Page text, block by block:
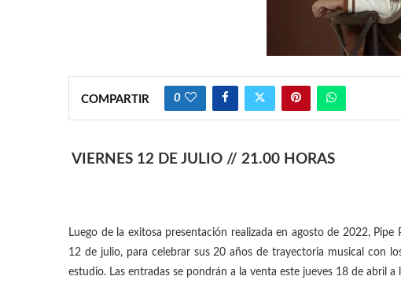
COMPARTIR 0
VIERNES 12 DE JULIO // 21.00 HORAS
Luego de la exitosa presentación realizada en agosto de 2022,
12 de julio, para celebrar sus 20 años de trayectoria musical con
estudio. Las entradas se pondrán a la venta este jueves 18 de abril